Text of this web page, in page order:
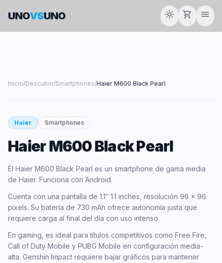
UNOVSUNO light_mode shopping_cart menu
Inicio/Descubrir/Smartphones/Haier M600 Black Pearl
smartphone
HAIER
Haier Smartphones
Haier M600 Black Pearl
El Haier M600 Black Pearl es un smartphone de gama media
de Haier. Funciona con Android.
Cuenta con una pantalla de 1.1″ 1.1 inches, resolución 96 x 96
pixels. Su batería de 730 mAh ofrece autonomía justa que
requiere carga al final del día con uso intenso.
En gaming, es ideal para títulos competitivos como Free Fire,
Call of Duty Mobile y PUBG Mobile en configuración media-
alta. Genshin Impact requiere bajar gráficos para mantener